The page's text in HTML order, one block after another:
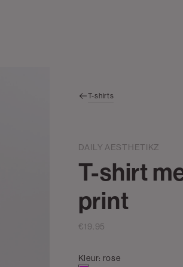
T-shirts
DAILY AESTHETIKZ
T-shirt
print
€19.95
Kleur: rose